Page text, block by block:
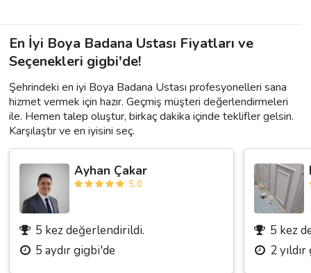
En İyi Boya Badana Ustası Fiyatları ve
Seçenekleri gigbi'de!
Şehrindeki en iyi Boya Badana Ustası profesyonelleri sana
hizmet vermek için hazır. Geçmiş müşteri değerlendirmeleri
ile. Hemen talep oluştur, birkaç dakika içinde teklifler gelsin.
Karşılaştır ve en iyisini seç.
Ayhan Çakar
5.0
5 kez değerlendirildi.
5 aydır gigbi'de
5 kez
2